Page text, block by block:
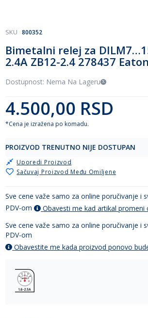
Skip
the
beginning
the
images
Bimetalni relej za
2.4A ZB12-2.4 278437 Eaton
SKU 800352
Dostupnost: Nema Na Lageru
4.500,00 RSD
*Cena je izražena po komadu.
PROIZVOD TRENUTNO NIJE DOSTUPAN
Sačuvaj Proizvod Među Omiljene
Uporedi Proizvod
Sve cene važe samo za online poručivanje i
PDV-om
Obavesti me kad artikal promeni
Sve cene važe samo za online poručivanje i
PDV-om
Obavestite me kada proizvod ponovo